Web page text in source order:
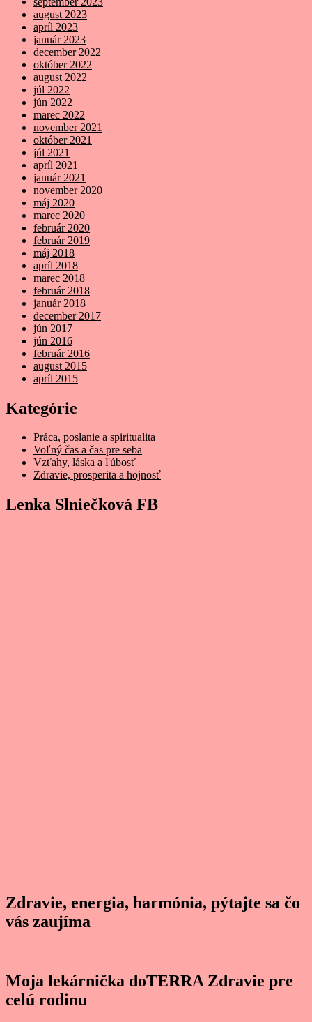
august 2023
apríl 2023
január 2023
december 2022
október 2022
august 2022
júl 2022
jún 2022
marec 2022
november 2021
október 2021
júl 2021
apríl 2021
január 2021
november 2020
máj 2020
marec 2020
február 2020
február 2019
máj 2018
apríl 2018
marec 2018
február 2018
január 2018
december 2017
jún 2017
jún 2016
február 2016
august 2015
apríl 2015
Kategórie
Práca, poslanie a spiritualita
Voľný čas a čas pre seba
Vzťahy, láska a ľúbosť
Zdravie, prosperita a hojnosť
Lenka Slniečková FB
Zdravie, energia, harmónia, pýtajte sa čo
vás zaujíma
Moja lekárnička doTERRA Zdravie pre
celú rodinu